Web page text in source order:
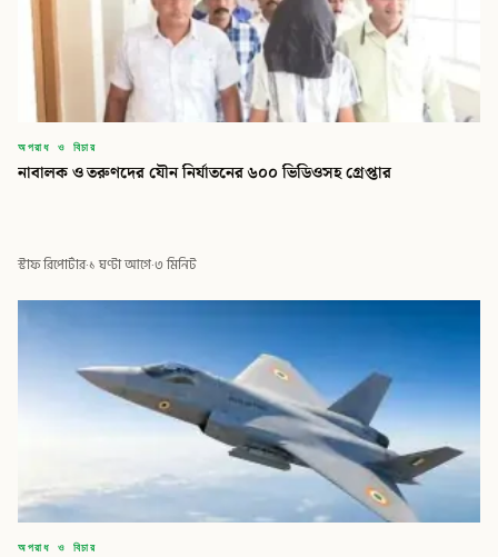
অপরাধ ও বিচার
নাবালক ও তরুণদের যৌন নির্যাতনের ৬০০ ভিডিওসহ গ্রেপ্তার
স্টাফ রিপোর্টার·১ ঘণ্টা আগে·৩ মিনিট
অপরাধ ও বিচার